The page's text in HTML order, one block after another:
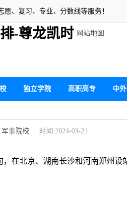
、复习、专业、分数线等服务！
-尊龙凯时
独立学院 高职高专 中
军事院校 时间:2024-03-21
北京、湖南长沙和河南郑州设
网站地图